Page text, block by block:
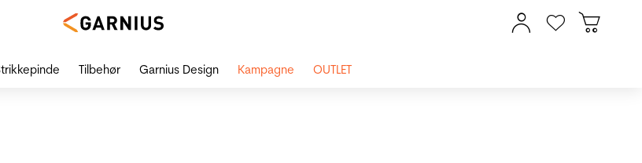
Tilbehør Garnius Design Kampagne OUTLET